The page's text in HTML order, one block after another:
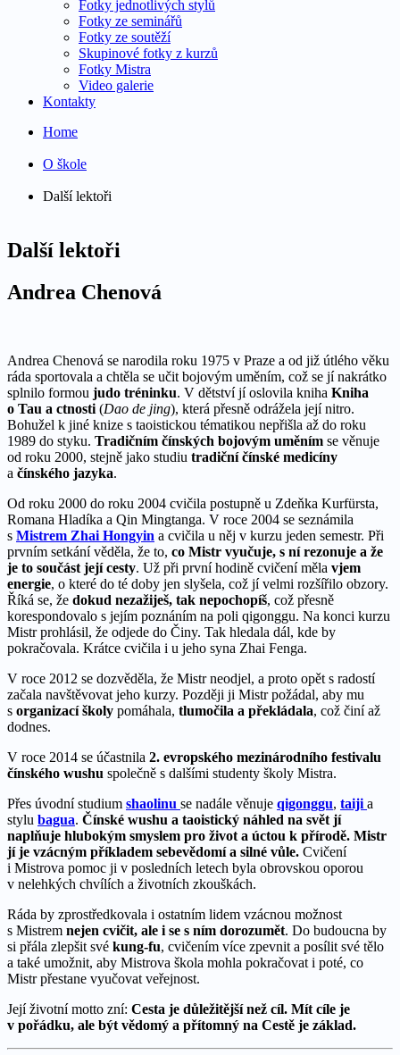
Fotky jednotlivých stylů
Fotky ze seminářů
Fotky ze soutěží
Skupinové fotky z kurzů
Fotky Mistra
Video galerie
Kontakty
Home
O škole
Další lektoři
Další lektoři
Andrea Chenová
Andrea Chenová se narodila roku 1975 v Praze a od již útlého věku
ráda sportovala a chtěla se učit bojovým uměním, což se jí nakrátko
splnilo formou judo tréninku. V dětství jí oslovila kniha Kniha
o Tau a ctnosti (Dao de jing), která přesně odrážela její nitro.
Bohužel k jiné knize s taoistickou tématikou nepřišla až do roku
1989 do styku. Tradičním čínských bojovým uměním se věnuje
od roku 2000, stejně jako studiu tradiční čínské medicíny
a čínského jazyka.
Od roku 2000 do roku 2004 cvičila postupně u Zdeňka Kurfürsta,
Romana Hladíka a Qin Mingtanga. V roce 2004 se seznámila
s Mistrem Zhai Hongyin a cvičila u něj v kurzu jeden semestr. Při
prvním setkání věděla, že to, co Mistr vyučuje, s ní rezonuje a že
je to součást její cesty. Už při první hodině cvičení měla vjem
energie, o které do té doby jen slyšela, což jí velmi rozšířilo obzory.
Říká se, že dokud nezažiješ, tak nepochopíš, což přesně
korespondovalo s jejím poznáním na poli qigonggu. Na konci kurzu
Mistr prohlásil, že odjede do Činy. Tak hledala dál, kde by
pokračovala. Krátce cvičila i u jeho syna Zhai Fenga.
V roce 2012 se dozvěděla, že Mistr neodjel, a proto opět s radostí
začala navštěvovat jeho kurzy. Později ji Mistr požádal, aby mu
s organizací školy pomáhala, tlumočila a překládala, což činí až
dodnes.
V roce 2014 se účastnila 2. evropského mezinárodního festivalu
čínského wushu společně s dalšími studenty školy Mistra.
Přes úvodní studium shaolinu se nadále věnuje qigonggu, taiji a
stylu bagua. Čínské wushu a taoistický náhled na svět jí
naplňuje hlubokým smyslem pro život a úctou k přírodě. Mistr
jí je vzácným příkladem sebevědomí a silné vůle. Cvičení
i Mistrova pomoc ji v posledních letech byla obrovskou oporou
v nelehkých chvílích a životních zkouškách.
Ráda by zprostředkovala i ostatním lidem vzácnou možnost
s Mistrem nejen cvičit, ale i se s ním dorozumět. Do budoucna by
si přála zlepšit své kung-fu, cvičením více zpevnit a posílit své tělo
a také umožnit, aby Mistrova škola mohla pokračovat i poté, co
Mistr přestane vyučovat veřejnost.
Její životní motto zní: Cesta je důležitější než cíl. Mít cíle je
v pořádku, ale být vědomý a přítomný na Cestě je základ.